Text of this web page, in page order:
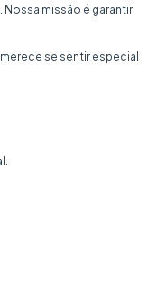
missão é garantir
se sentir especial